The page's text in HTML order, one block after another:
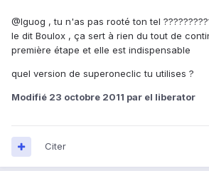
@Iguog , tu n'as pas rooté ton tel
le dit Boulox , ça sert à rien du tout de
première étape et elle est indispensable
quel version de superoneclic tu utilises ?
Modifié 23 octobre 2011 par el liberator
Citer